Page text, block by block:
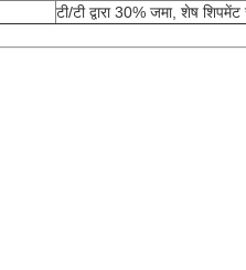
टी/टी द्वारा 30% जमा, शेष